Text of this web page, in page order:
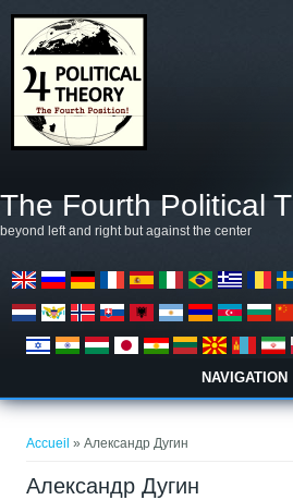
The Fourth Political
beyond left and right but against the center
NAVIGATION
Accueil » Александр Дугин
Александр Дугин